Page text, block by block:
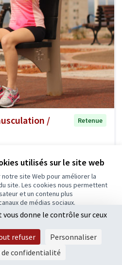
utilisés sur le site web
site Web pour améliorer la
site. Les cookies nous permettent
et un contenu plus
de médias sociaux.
accepter
les cookies essentiels
/
Retenue
donne le contrôle sur ceux
refuser
Personnaliser
confidentialité